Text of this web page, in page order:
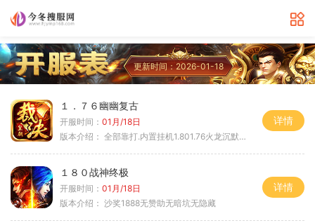
更新时间：2026-01-18
１．７６幽幽复古
开服时间： 01月/18日
版本介绍： 全部靠打.内置挂机1.801.76火龙沉默微变
详情
１８０战神终极
开服时间： 01月/18日
版本介绍： 沙奖1888无赞助无暗坑无隐藏
详情